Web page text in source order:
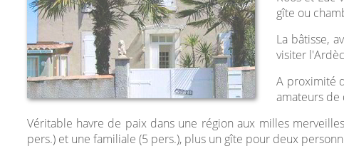
gîte ou
La bâtisse,
visiter
A proximité
amateurs de
Véritable havre de paix dans une région aux milles
pers.) et une familiale (5 pers.), plus un gîte pour deux